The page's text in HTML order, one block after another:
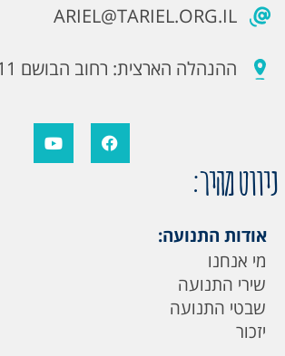
ARIEL@TARIEL.ORG.IL
ההנהלה הארצית: רחוב הבושם 11, גילה ירושלים
ניווט מהיר:
אודות התנועה:
מי אנחנו
שירי התנועה
שבטי התנועה
יזכור